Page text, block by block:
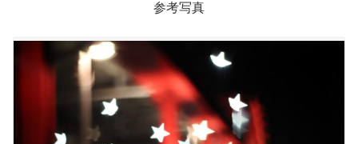
参考写真